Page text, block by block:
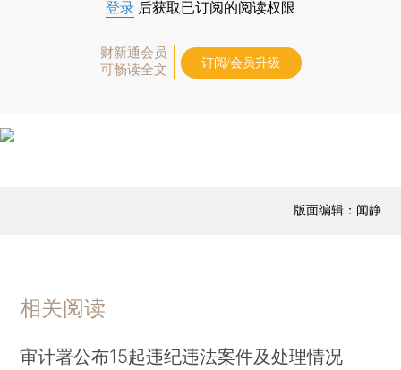
登录 后获取已订阅的阅读权限
财新通会员
可畅读全文
订阅/会员升级
版面编辑：闻静
相关阅读
审计署公布15起违纪违法案件及处理情况